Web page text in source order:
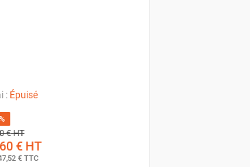
: Épuisé
€HT
€HT
€TTC